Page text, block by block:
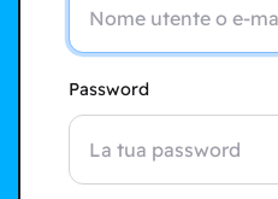
Password